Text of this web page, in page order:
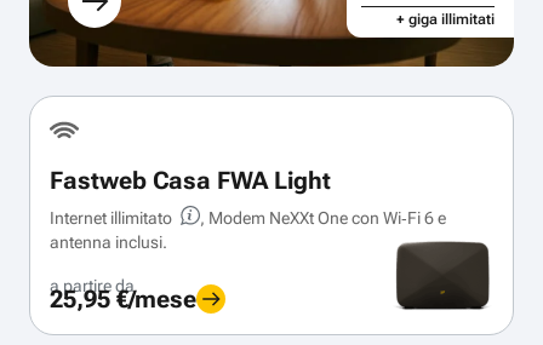
+ giga illimitati
Fastweb Casa FWA Light
Internet illimitato
, Modem NeXXt One con Wi‑Fi 6 e
antenna inclusi.
a partire da
25,95 €/mese